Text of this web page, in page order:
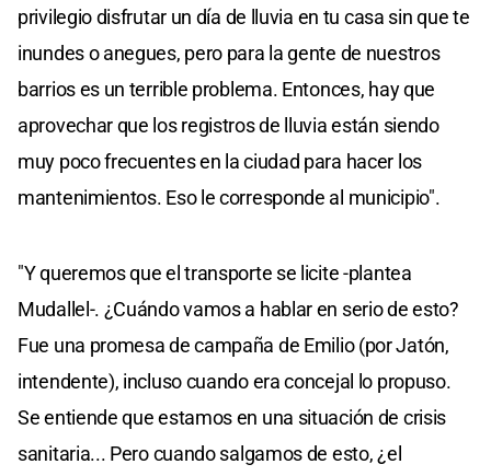
privilegio disfrutar un día de lluvia en tu casa sin que te
inundes o anegues, pero para la gente de nuestros
barrios es un terrible problema. Entonces, hay que
aprovechar que los registros de lluvia están siendo
muy poco frecuentes en la ciudad para hacer los
mantenimientos. Eso le corresponde al municipio".
"Y queremos que el transporte se licite -plantea
Mudallel-. ¿Cuándo vamos a hablar en serio de esto?
Fue una promesa de campaña de Emilio (por Jatón,
intendente), incluso cuando era concejal lo propuso.
Se entiende que estamos en una situación de crisis
sanitaria... Pero cuando salgamos de esto, ¿el